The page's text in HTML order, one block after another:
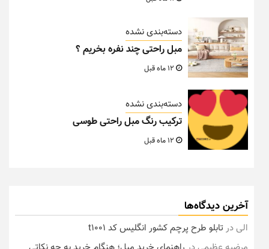
دسته‌بندی نشده
مبل راحتی چند نفره بخریم ؟
دسته‌بندی نشده
ترکیب رنگ مبل راحتی طوسی
آخرین دیدگاه‌ها
الیدرتابلو طرح پرچم کشور انگلیس کد t1001